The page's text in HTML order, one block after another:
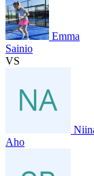
Emma
Sainio
VS
Aho